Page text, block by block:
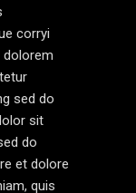
corryi
sed do
sit
do
et dolore
quis